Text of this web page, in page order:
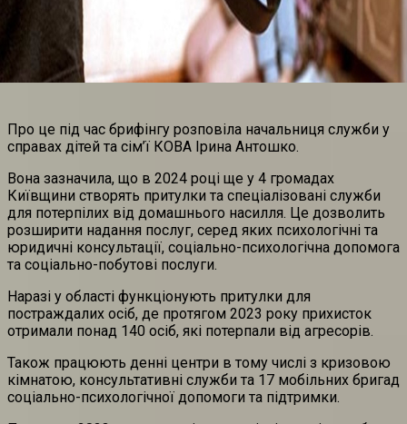
Про це під час брифінгу розповіла начальниця служби у
справах дітей та сім’ї КОВА Ірина Антошко.
Вона зазначила, що в 2024 році ще у 4 громадах
Київщини створять притулки та спеціалізовані служби
для потерпілих від домашнього насилля. Це дозволить
розширити надання послуг, серед яких психологічні та
юридичні консультації, соціально-психологічна допомога
та соціально-побутові послуги.
Наразі у області функціонують притулки для
постраждалих осіб, де протягом 2023 року прихисток
отримали понад 140 осіб, які потерпали від агресорів.
Також працюють денні центри в тому числі з кризовою
кімнатою, консультативні служби та 17 мобільних бригад
соціально-психологічної допомоги та підтримки.